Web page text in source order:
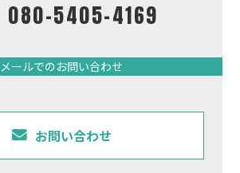
080-5405-4169
メールでのお問い合わせ
お問い合わせ